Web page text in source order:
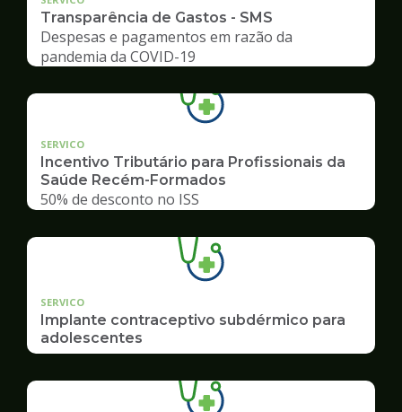
Transparência de Gastos - SMS
Despesas e pagamentos em razão da
pandemia da COVID-19
SERVICO
Incentivo Tributário para Profissionais da
Saúde Recém-Formados
50% de desconto no ISS
SERVICO
Implante contraceptivo subdérmico para
adolescentes